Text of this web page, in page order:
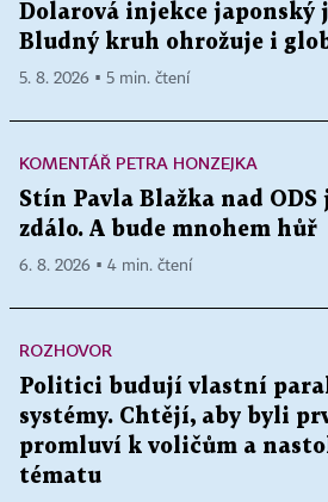
Dolarová injekce japonský
Bludný kruh ohrožuje i
5. 8. 2026 ▪ 5 min. čtení
KOMENTÁŘ PETRA HONZEJKA
Stín Pavla Blažka nad ODS
zdálo. A bude mnohem hůř
6. 8. 2026 ▪ 4 min. čtení
ROZHOVOR
Politici budují vlastní
systémy. Chtějí, aby byli
promluví k voličům a
tématu